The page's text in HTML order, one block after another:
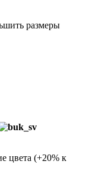
размеры
цвета (+20% к